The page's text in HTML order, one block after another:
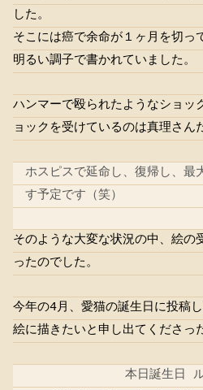
した。
そこには癌で余命が１ヶ月を切っ
明るい調子で書かれていました。
ハンマーで殴られたようなショッ
ョックを受けているのは真理さん
ホスピスで延命し、復帰し、最
す予定です（笑）
そのような大変な状況の中、絵の
ったのでした。
今年の4月、愛猫の誕生日に投稿
絵に描きたいと申し出てくださっ
本日誕生日